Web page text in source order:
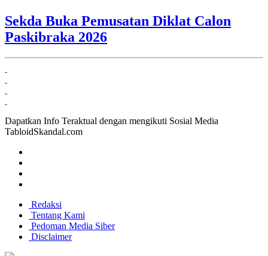
Sekda Buka Pemusatan Diklat Calon
Paskibraka 2026
Dapatkan Info Teraktual dengan mengikuti Sosial Media
TabloidSkandal.com
Redaksi
Tentang Kami
Pedoman Media Siber
Disclaimer